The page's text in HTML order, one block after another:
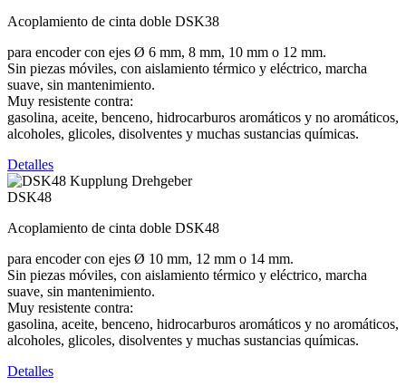
Acoplamiento de cinta doble DSK38
para encoder con ejes Ø 6 mm, 8 mm, 10 mm o 12 mm.
Sin piezas móviles, con aislamiento térmico y eléctrico, marcha
suave, sin mantenimiento.
Muy resistente contra:
gasolina, aceite, benceno, hidrocarburos aromáticos y no aromáticos,
alcoholes, glicoles, disolventes y muchas sustancias químicas.
Detalles
DSK48
Acoplamiento de cinta doble DSK48
para encoder con ejes Ø 10 mm, 12 mm o 14 mm.
Sin piezas móviles, con aislamiento térmico y eléctrico, marcha
suave, sin mantenimiento.
Muy resistente contra:
gasolina, aceite, benceno, hidrocarburos aromáticos y no aromáticos,
alcoholes, glicoles, disolventes y muchas sustancias químicas.
Detalles